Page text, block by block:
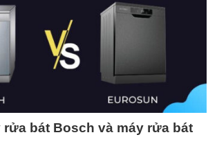
rửa bát Bosch và máy rửa bát